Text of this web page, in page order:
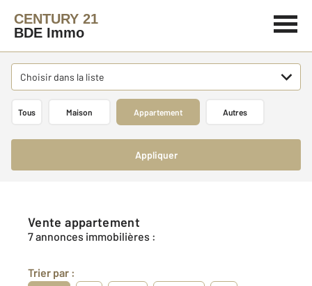
CENTURY 21
BDE Immo
Choisir dans la liste
Tous Maison Appartement Autres
Appliquer
Vente appartement
7 annonces immobilières :
Trier par :